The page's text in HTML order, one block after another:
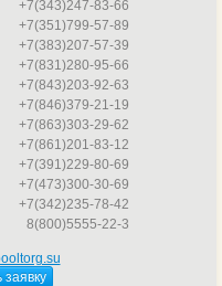
+7(343)247-83-66
+7(351)799-57-89
+7(383)207-57-39
+7(831)280-95-66
+7(843)203-92-63
+7(846)379-21-19
+7(863)303-29-62
+7(861)201-83-12
+7(391)229-80-69
+7(473)300-30-69
+7(342)235-78-42
8(800)5555-22-3
заявку